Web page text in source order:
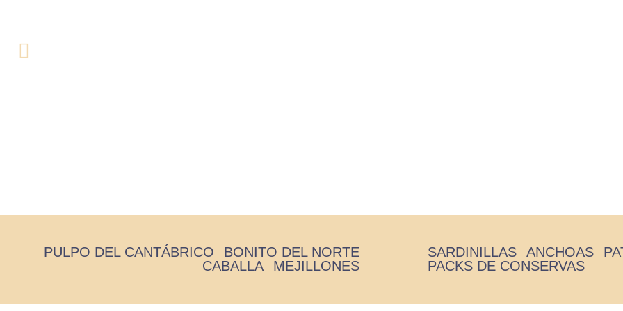
PULPO DEL CANTÁBRICO
BONITO DEL NORTE
CABALLA
MEJILLONES
SARDINILLAS ANCHOAS
PACKS DE CONSERVAS